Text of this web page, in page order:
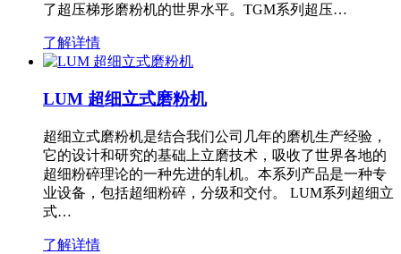
了超压梯形磨粉机的世界水平。TGM系列超压…
了解详情
LUM 超细立式磨粉机
超细立式磨粉机是结合我们公司几年的磨机生产经验，
它的设计和研究的基础上立磨技术，吸收了世界各地的
超细粉碎理论的一种先进的轧机。本系列产品是一种专
业设备，包括超细粉碎，分级和交付。 LUM系列超细立
式…
了解详情